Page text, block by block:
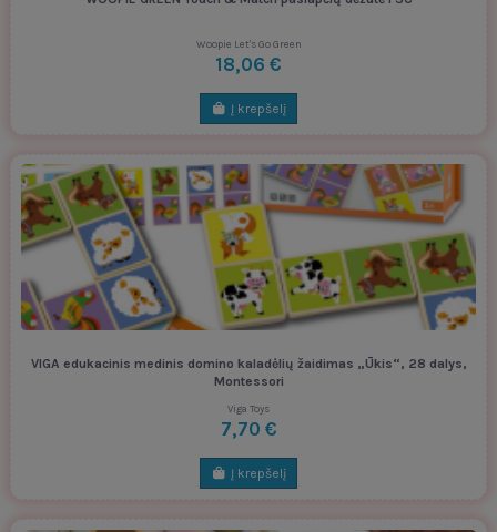
Woopie Let's Go Green
18,06 €
Į krepšelį
VIGA edukacinis medinis domino kaladėlių žaidimas „Ūkis“, 28 dalys,
Montessori
Viga Toys
7,70 €
Į krepšelį